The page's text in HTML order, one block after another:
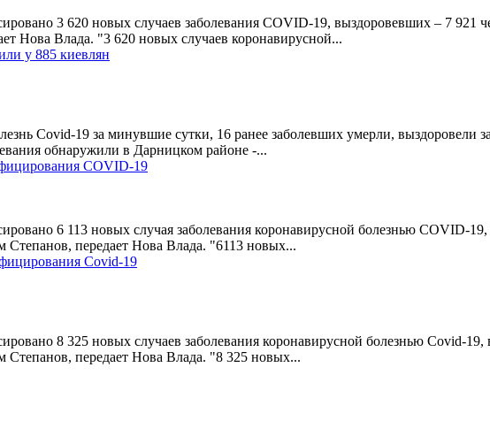
3 620 новых случаев заболевания COVID-19, выздоровевших – 7 921
Нова Влада. "3 620 новых случаев коронавирусной...
у 885 киевлян
Covid-19 за минувшие сутки, 16 ранее заболевших умерли, выздоровели
обнаружили в Дарницком районе -...
COVID-19
6 113 новых случая заболевания коронавирусной болезнью COVID-
передает Нова Влада. "6113 новых...
Covid-19
8 325 новых случаев заболевания коронавирусной болезнью Covid-
передает Нова Влада. "8 325 новых...